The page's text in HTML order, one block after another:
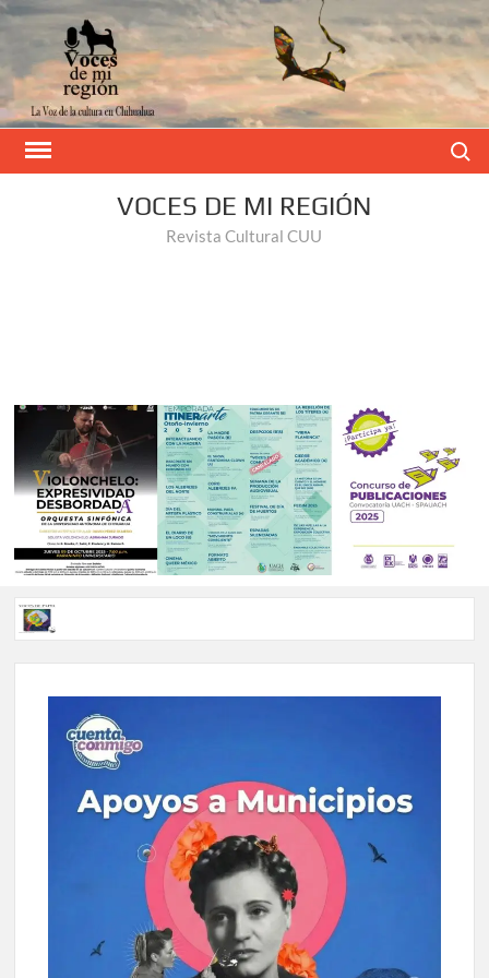
VOCES DE MI REGIÓN
Revista Cultural CUU
Voces de Papel Parral, edición especial Coyame del Sotol
Voces de papel Parral edición Carlos Montemayor #35
A 18 años de su partida, Teatro Bárbaro rinde homenaje a
Víctor Hugo Rascón Banda con Voces en el umbral
Invitan a participar en “Convocatoria UACH-SPAUACH
2026” para publicar textos académicos con sello editorial.